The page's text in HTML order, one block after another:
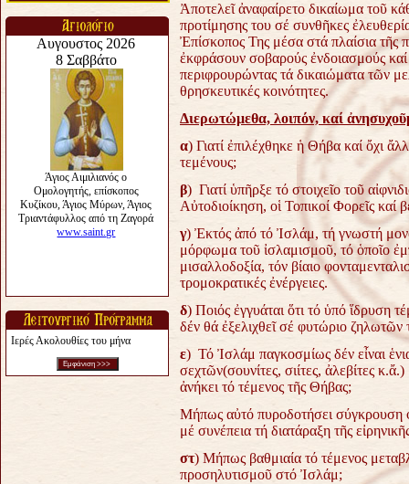
Ιερές Ακολουθίες του μήνα
Ἀποτελεῖ ἀναφαίρετο δικαίωμα τοῦ
προτίμησης του σέ συνθῆκες
Ἐπίσκοπος Της μέσα στά πλαίσια τῆς
ἐκφράσουν σοβαρούς ἐνδοιασμούς καί
περιφρουρώντας τά δικαιώματα τῶν
θρησκευτικές κοινότητες.
Διερωτώμεθα, λοιπόν, καί
α) Γιατί ἐπιλέχθηκε ἡ Θήβα καί ὄχι
τεμένους;
β) Γιατί ὑπῆρξε τό στοιχεῖο τοῦ
Αὐτοδιοίκηση, οἱ Τοπικοί Φορεῖς καί
γ) Ἐκτός ἀπό τό Ἰσλάμ, τή γνωστή
μόρφωμα τοῦ ἰσλαμισμοῦ, τό ὁποῖο
μισαλλοδοξία, τόν βίαιο
τρομοκρατικές ἐνέργειες.
δ) Ποιός ἐγγυάται ὅτι τό ὑπό ἵδρυση
δέν θά ἐξελιχθεῖ σέ φυτώριο
ε) Τό Ἰσλάμ παγκοσμίως δέν εἶναι
σεχτῶν(σουνίτες, σιίτες, ἀλεβίτες
ἀνήκει τό τέμενος τῆς Θήβας;
Μήπως αὐτό πυροδοτήσει σύγκρουση
μέ συνέπεια τή διατάραξη τῆς
στ) Μήπως βαθμιαία τό τέμενος
προσηλυτισμοῦ στό Ἰσλάμ;